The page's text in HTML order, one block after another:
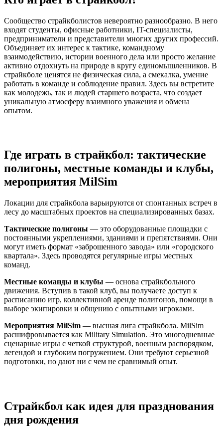
Сообщество страйкболистов невероятно разнообразно. В него
входят студенты, офисные работники, IT-специалисты,
предприниматели и представители многих других профессий.
Объединяет их интерес к тактике, командному
взаимодействию, истории военного дела или просто желание
активно отдохнуть на природе в кругу единомышленников. В
страйкболе ценятся не физическая сила, а смекалка, умение
работать в команде и соблюдение правил. Здесь вы встретите
как молодежь, так и людей старшего возраста, что создает
уникальную атмосферу взаимного уважения и обмена
опытом.
Где играть в страйкбол: тактические
полигоны, местные команды и клубы,
мероприятия MilSim
Локации для страйкбола варьируются от спонтанных встреч в
лесу до масштабных проектов на специализированных базах.
Тактические полигоны — это оборудованные площадки с
постоянными укреплениями, зданиями и препятствиями. Они
могут иметь формат «заброшенного завода» или «городского
квартала». Здесь проводятся регулярные игры местных
команд.
Местные команды и клубы — основа страйкбольного
движения. Вступив в такой клуб, вы получаете доступ к
расписанию игр, коллективной аренде полигонов, помощи в
выборе экипировки и общению с опытными игроками.
Мероприятия MilSim — высшая лига страйкбола. MilSim
расшифровывается как Military Simulation. Это многодневные
сценарные игры с четкой структурой, военным распорядком,
легендой и глубоким погружением. Они требуют серьезной
подготовки, но дают ни с чем не сравнимый опыт.
Страйкбол как идея для празднования
дня рождения